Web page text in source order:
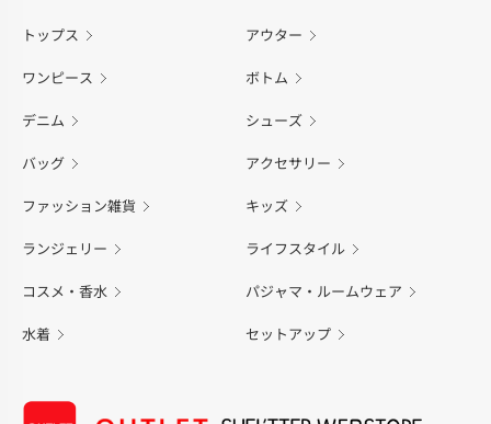
トップス アウター
ワンピース ボトム
デニム シューズ
バッグ アクセサリー
ファッション雑貨 キッズ
ランジェリー ライフスタイル
コスメ・香水 パジャマ・ルームウェア
水着 セットアップ